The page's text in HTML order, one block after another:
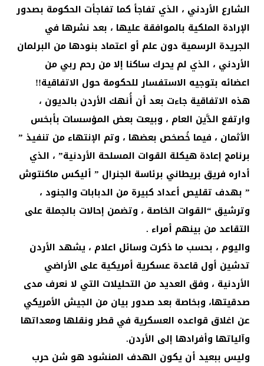
الشارع الأردني ، الذي تفاجأ كما تفاجأت الحكومة بصدور
الإرادة الملكية بالموافقة عليها ، بعد نشرها في
الجريدة الرسمية دون علم أو اعتماد بنودها من البرلمان
الأردني ، الذي لم يحرك ساكنا إلا من رحم ربي من
اعضائه بتوجيه الاستفسار للحكومة حول الاتفاقية!!
هذه الاتفاقية جاءت بعد أن أُنهك الأردن بالديون ،
وارتفع الدَّين العام ، وبيعت بعض المؤسسات بأبخس
الأثمان ، فيما خُصخص بعضها ، وتم الإنتهاء من تنفيذ ”
برنامج إعادة هيكلة القوات المسلحة الأردنية” ، الذي
أداره فريق بريطاني برئاسة الجنرال ” أليكس ماكنتوش
” بهدف تقليص أعداد كبيرة من الدبابات والجنود ،
وترشيق “القوات الخاصة ، وتضمن إحالات بالجملة على
التقاعد من بينهم أمراء .
واليوم ، بحسب ما ذكرت وسائل اعلام ، يشهد الأردن
تدشين أول قاعدة عسكرية أمريكية على الأراضي
الأردنية ، وفق العديد من التحليلات التي لا نعرف مدى
صدقيتها، وبخاصة بعد صدور بيان من الجيش الأمريكي
عن اغلاق قواعده العسكرية في قطر ونقلها ومعداتها
وآلياتها وأفرادها إلى الأردن.
وليس ببعيد أن يكون الهدف المنشود هو شن حرب